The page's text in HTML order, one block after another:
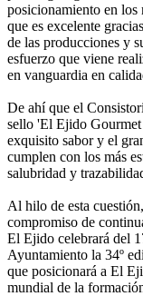
posicionamiento en los
que es excelente
de las producciones y
esfuerzo que viene
en vanguardia en
De ahí que el
sello 'El Ejido
exquisito sabor y el
cumplen con los más
salubridad y
Al hilo de esta
compromiso de
El Ejido celebrará del
Ayuntamiento la 34º
que posicionará a El
mundial de la